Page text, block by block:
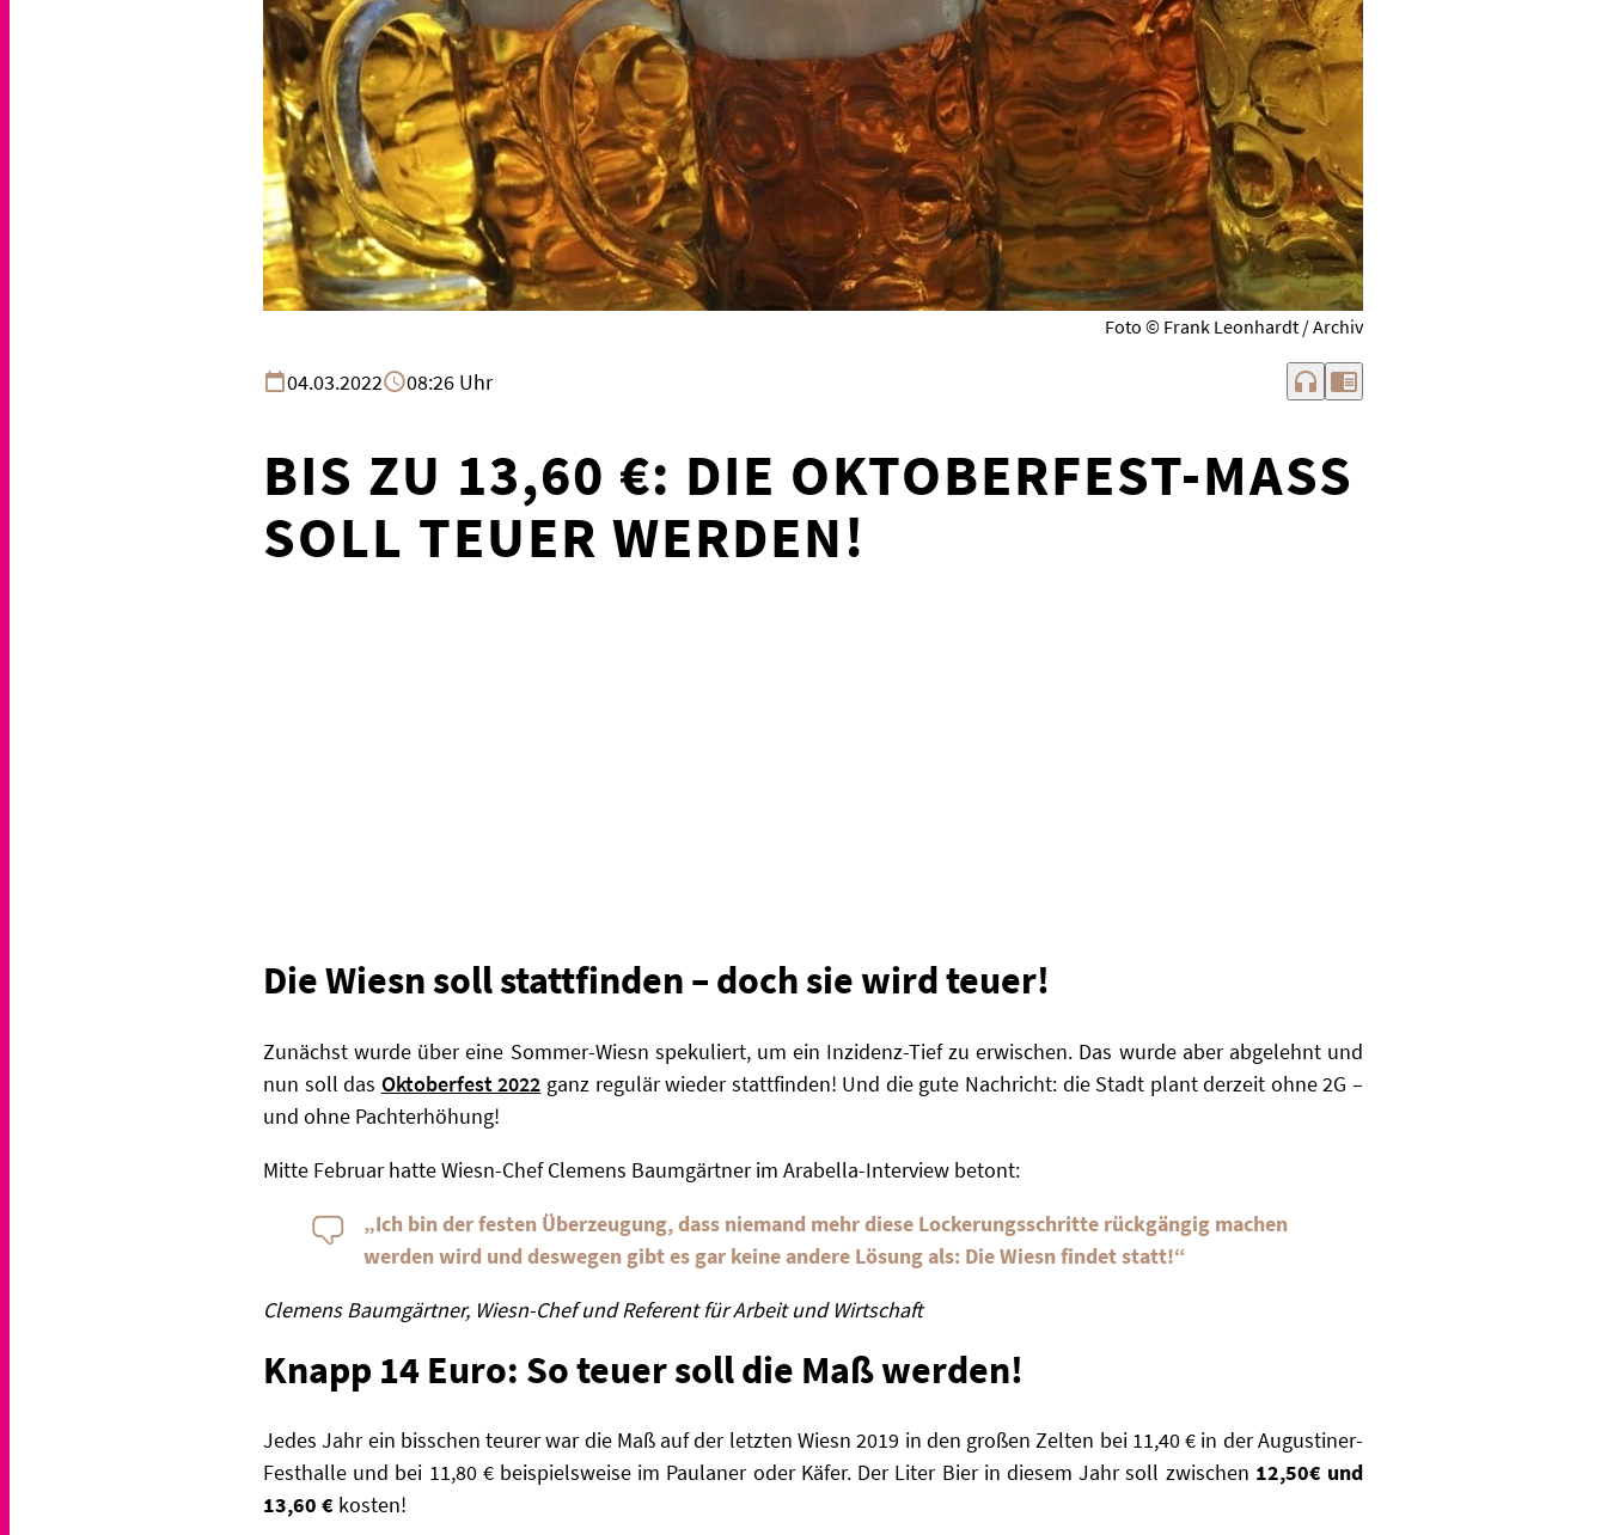
Foto © Frank Leonhardt / Archiv
04.03.2022 08:26 Uhr headphones chrome_reader_mode
BIS ZU 13,60 €: DIE OKTOBERFEST-MASS S
OLL TEUER WERDEN!
Die Wiesn soll stattfinden – doch sie wird teuer!
Zunächst wurde über eine Sommer-Wiesn spekuliert, um ein Inzidenz-Tief zu erwischen. Das wurde aber abgelehnt und
nun soll das Oktoberfest 2022 ganz regulär wieder stattfinden! Und die gute Nachricht: die Stadt plant derzeit ohne 2G –
und ohne Pachterhöhung!
Mitte Februar hatte Wiesn-Chef Clemens Baumgärtner im Arabella-Interview betont:
„Ich bin der festen Überzeugung, dass niemand mehr diese Lockerungsschritte rückgängig machen
werden wird und deswegen gibt es gar keine andere Lösung als: Die Wiesn findet statt!“
Clemens Baumgärtner, Wiesn-Chefund Referent für Arbeit und Wirtschaft
Knapp 14 Euro: So teuer soll die Maß werden!
Jedes Jahr ein bisschen teurer war die Maß auf der letzten Wiesn 2019 in den großen Zelten bei 11,40 € in der Augustiner-
Festhalle und bei 11,80 € beispielsweise im Paulaner oder Käfer. Der Liter Bier in diesem Jahr soll zwischen 12,50€ und
13,60 € kosten!